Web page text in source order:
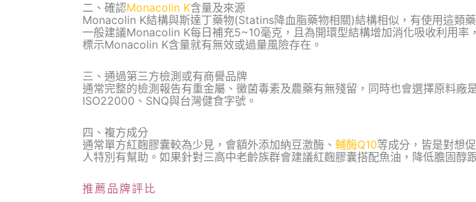
二、確認Monacolin K含量及來源
Monacolin K結構與斯達丁藥物(Statins降血脂藥物相關)結構相似，有使用這類
一般建議Monacolin K每日補充5~10毫克，且為開環型結構增加消化吸收利用率
標示Monacolin K含量就有無效或過量風險存在。
三、通過第三方檢測或有商譽品牌
通常完整的檢測報告有重金屬、黴菌毒素及農藥有無殘留，同時也會選擇原料廠
ISO22000、SNQ與台灣健食字號。
四、複方成分
通常單方紅麴膠囊較為少見，會額外添加納豆激酶、 輔酶Q10等成分，皆是對想
人特別有幫助。如果針對三高中老齡族群會建議紅麴膠囊搭配魚油，降低膽固醇
推薦品牌評比